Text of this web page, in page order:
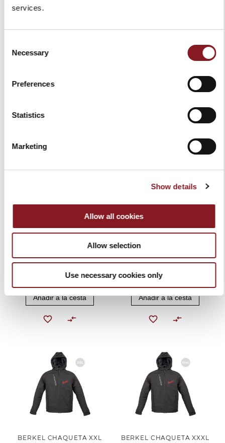
services.
Selection
Necessary
Preferences
Statistics
Marketing
Show details
Allow all cookies
Allow selection
Use necessary cookies only
NEGRA
Añadir a la cesta Añadir a la cesta
NEGRA
Añadir a la cesta
NEGRA
159,00 €
Añadir a la cesta
BERKEL CHAQUETA XXL
BERKEL CHAQUETA XXXL